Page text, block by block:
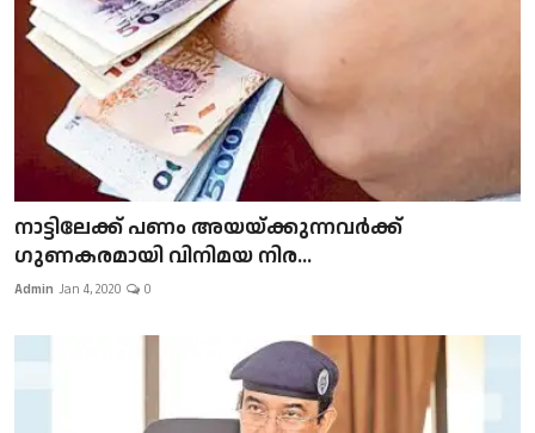
നാട്ടിലേക്ക് പണം അയയ്ക്കുന്നവർക്ക്
ഗുണകരമായി വിനിമയ നിര...
Admin Jan 4, 2020 0